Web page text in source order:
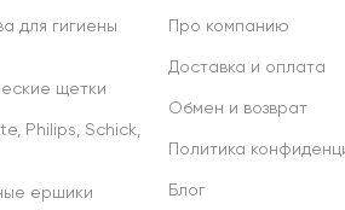
для гигиены
щетки
Philips, Schick,
ершики
Про компанию
Доставка и оплата
Обмен и возврат
Политика
Блог